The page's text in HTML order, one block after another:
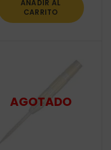
AÑADIR AL
CARRITO